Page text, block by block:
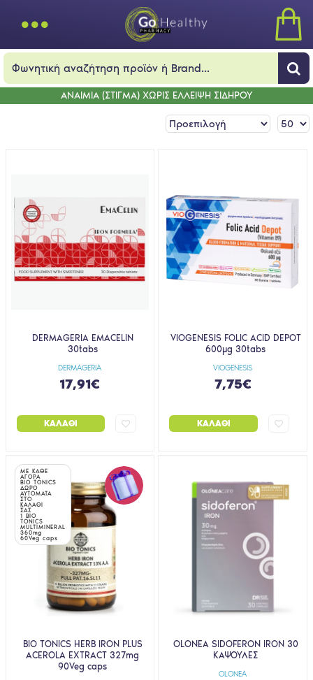
ΑΝΑΙΜΙΑ (ΣΤΙΓΜΑ) ΧΩΡΙΣ ΕΛΛΕΙΨΗ ΣΙΔΗΡΟΥ
DERMAGERIA
DERMAGERIA EMACELIN
30tabs
17,91€
ΚΑΛΆΘΙ
VIOGENESIS
VIOGENESIS FOLIC ACID DEPOT
600μg 30tabs
7,75€
ΚΑΛΆΘΙ
ΜΕ ΚΑΘΕ
ΑΓΟΡΑ
BIO TONICS
ΔΩΡΟ
ΑΥΤΟΜΑΤΑ
ΣΤΟ
ΚΑΛΑΘΙ
ΣΑΣ
1 BIO
TONICS
MULTIMINERAL
360mg
60Veg caps
BIO TONICS HERB IRON PLUS
ACEROLA EXTRACT 327mg
90Veg caps
OLONEA
OLONEA SIDOFERON IRON 30
ΚΑΨΟΥΛΕΣ